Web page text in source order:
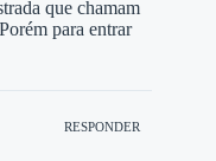
que chamam
para entrar
RESPONDER